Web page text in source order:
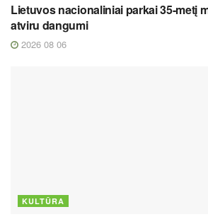
Lietuvos nacionaliniai parkai 35-metį
atviru dangumi
2026 08 06
KULTŪRA